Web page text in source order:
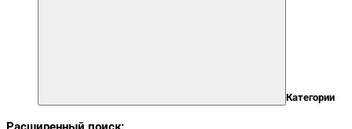
Категории